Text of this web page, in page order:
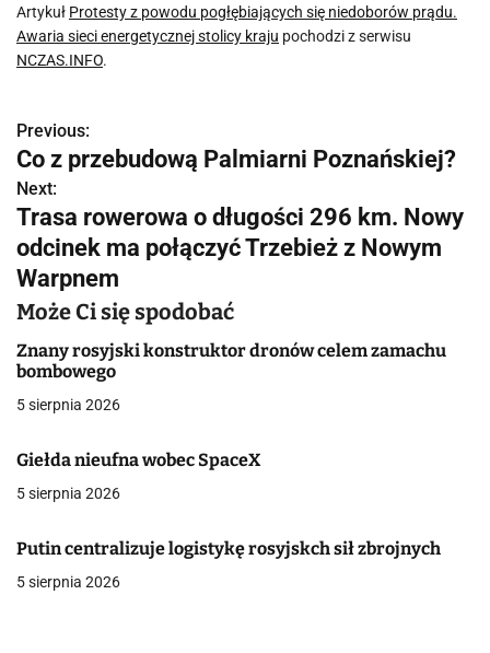
Artykuł Protesty z powodu pogłębiających się niedoborów prądu.
Awaria sieci energetycznej stolicy kraju pochodzi z serwisu
NCZAS.INFO.
N
a
w
i
g
a
c
a
p
i
Previous:
Co z przebudową Palmiarni Poznańskiej?
Next:
Trasa rowerowa o długości 296 km. Nowy
odcinek ma połączyć Trzebież z Nowym
Warpnem
Może Ci się spodobać
Znany rosyjski konstruktor dronów celem zamachu
bombowego
5 sierpnia 2026
Giełda nieufna wobec SpaceX
5 sierpnia 2026
Putin centralizuje logistykę rosyjskch sił zbrojnych
5 sierpnia 2026